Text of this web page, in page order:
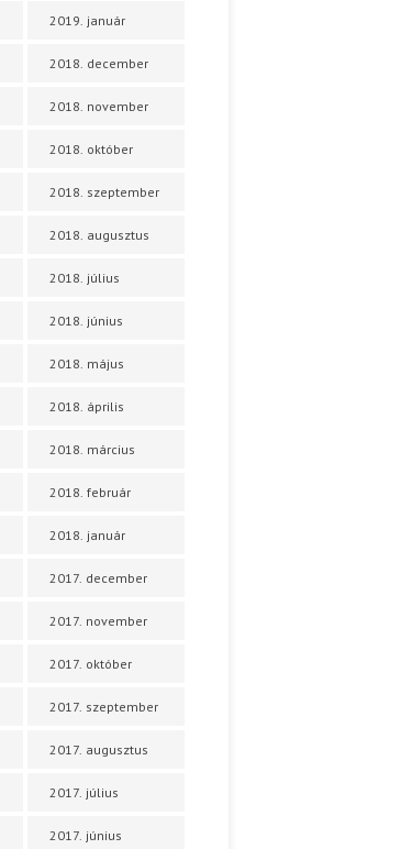
2019. január
2018. december
2018. november
2018. október
2018. szeptember
2018. augusztus
2018. július
2018. június
2018. május
2018. április
2018. március
2018. február
2018. január
2017. december
2017. november
2017. október
2017. szeptember
2017. augusztus
2017. július
2017. június